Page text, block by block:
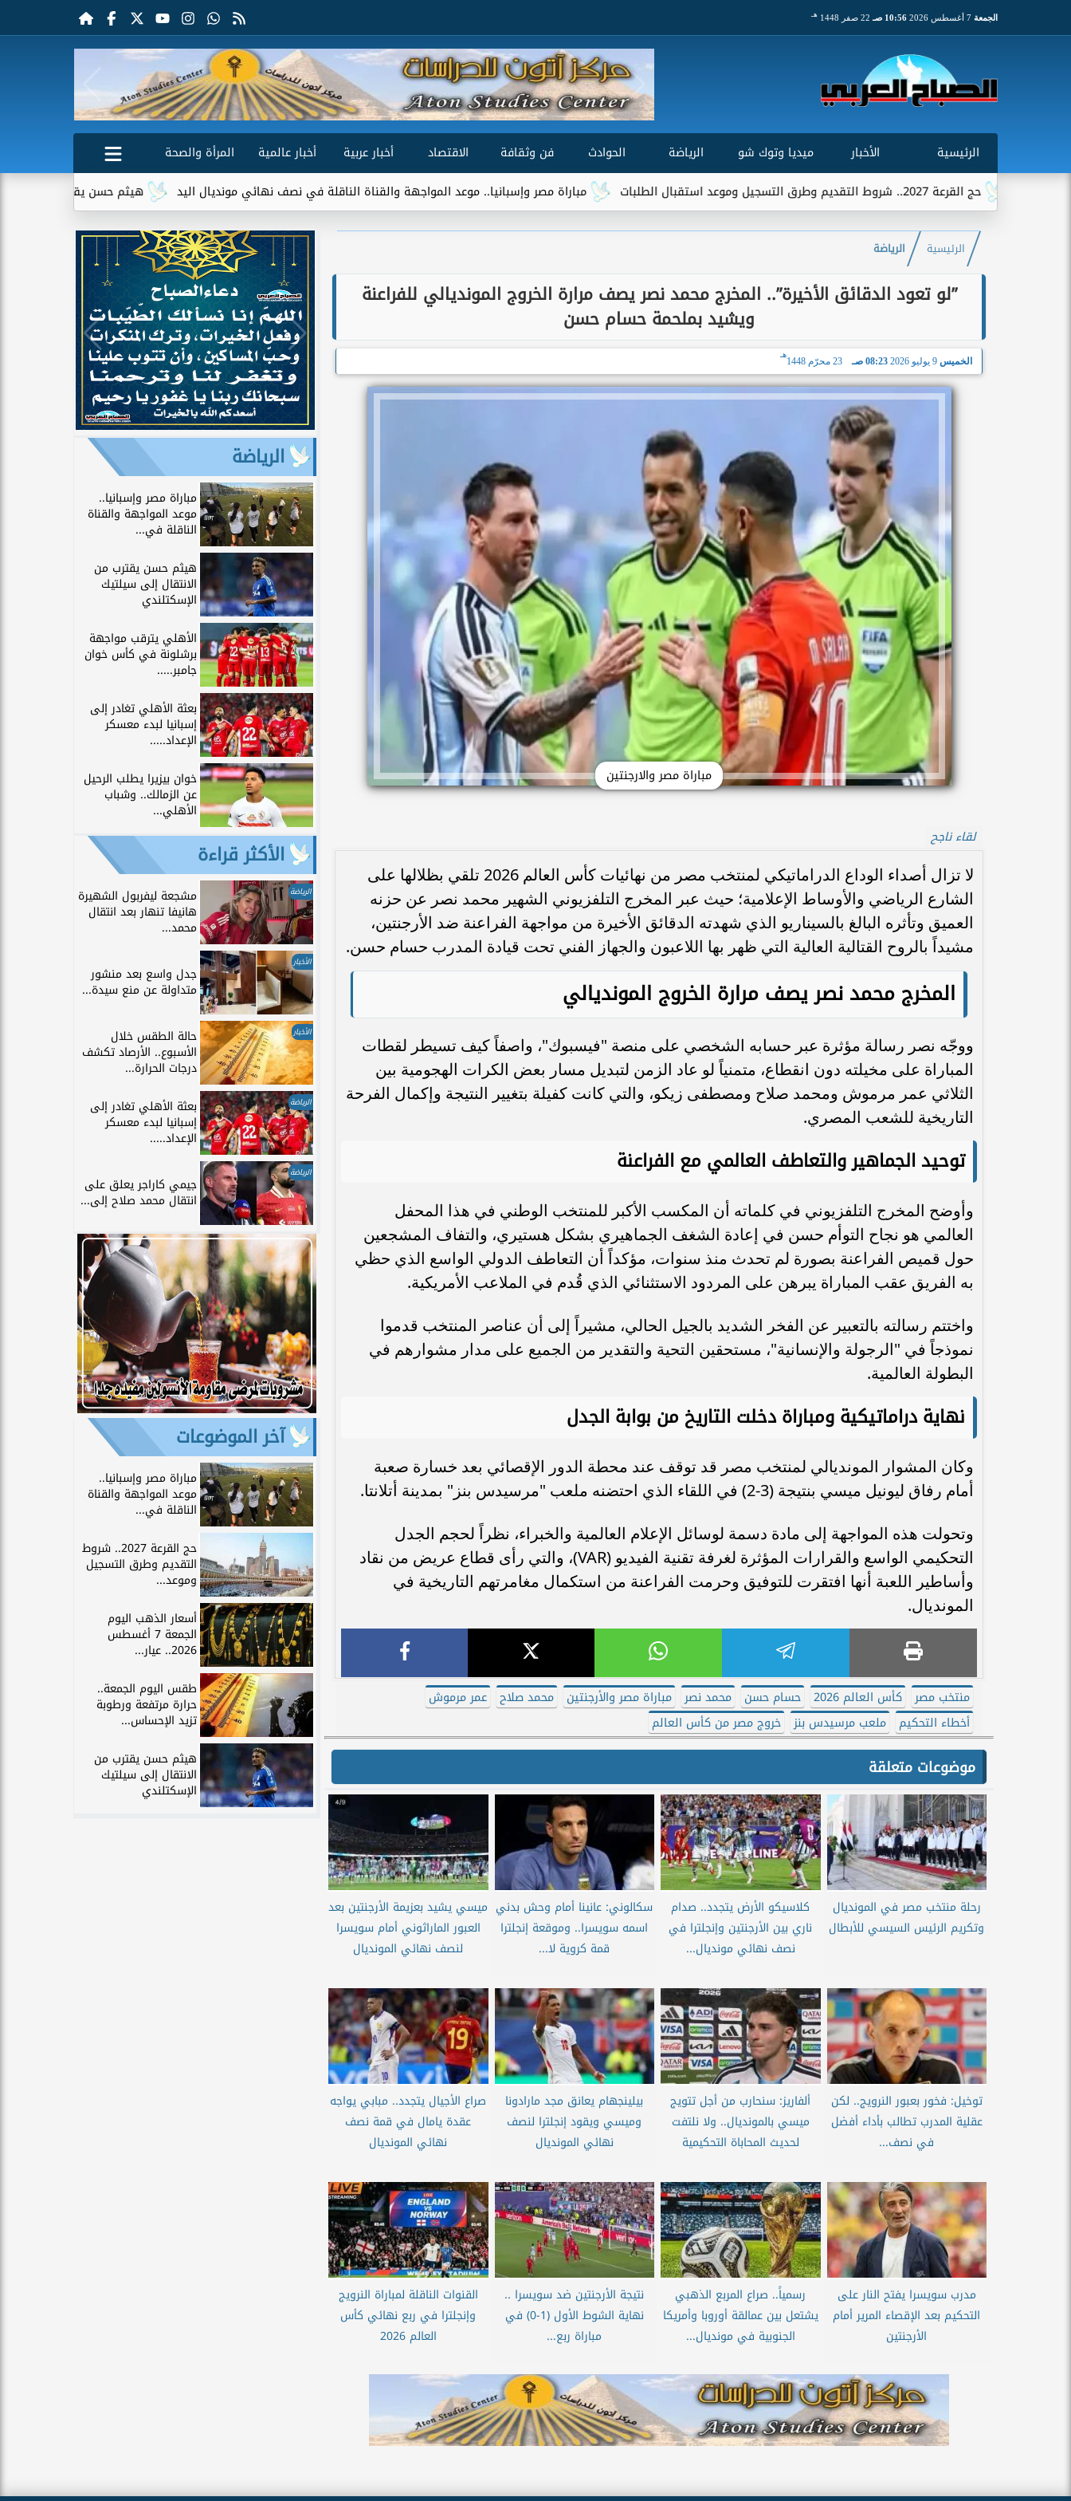
الجمعة 10:56 صـ 22 صفر 1448 هـ
الرئيسية الأخبار ميديا وتوك شو الرياضة الحوادث فن وثقافة الاقتصاد أخبار عربية أخبار عالمية
المرأة والصحة
هيثم حسن يقترب من الانتقال إلى
مباراة مصر وإسبانيا.. موعد المواجهة والقناة الناقلة في نصف نهائي مونديال اليد حج القرعة 2027.. شروط التقديم وطرق التسجيل وموعد استقبال الطلبات
الرئيسية الرياضة
”لو تعود الدقائق الأخيرة”.. المخرج محمد نصر يصف مرارة الخروج المونديالي للفراعنة
ويشيد بملحمة حسام حسن
الخميس 9 يوليو 2026 08:23 صـ 23 محرّم 1448
هـ
مباراة مصر والارجنتين
لقاء ناجح
لا تزال أصداء الوداع الدراماتيكي لمنتخب مصر من نهائيات كأس العالم 2026 تلقي بظلالها على
الشارع الرياضي والأوساط الإعلامية؛ حيث عبر المخرج التلفزيوني الشهير محمد نصر عن حزنه
العميق وتأثره البالغ بالسيناريو الذي شهدته الدقائق الأخيرة من مواجهة الفراعنة ضد الأرجنتين،
مشيداً بالروح القتالية العالية التي ظهر بها اللاعبون والجهاز الفني تحت قيادة المدرب حسام حسن.
المخرج محمد نصر يصف مرارة الخروج المونديالي
ووجّه نصر رسالة مؤثرة عبر حسابه الشخصي على منصة "فيسبوك"، واصفاً كيف تسيطر لقطات
المباراة على مخيلته دون انقطاع، متمنياً لو عاد الزمن لتبديل مسار بعض الكرات الهجومية بين
الثلاثي عمر مرموش ومحمد صلاح ومصطفى زيكو، والتي كانت كفيلة بتغيير النتيجة وإكمال الفرحة
التاريخية للشعب المصري.
توحيد الجماهير والتعاطف العالمي مع الفراعنة
وأوضح المخرج التلفزيوني في كلماته أن المكسب الأكبر للمنتخب الوطني في هذا المحفل
العالمي هو نجاح التوأم حسن في إعادة الشغف الجماهيري بشكل هستيري، والتفاف المشجعين
حول قميص الفراعنة بصورة لم تحدث منذ سنوات، مؤكداً أن التعاطف الدولي الواسع الذي حظي
به الفريق عقب المباراة يبرهن على المردود الاستثنائي الذي قُدم في الملاعب الأمريكية.
واختتم رسالته بالتعبير عن الفخر الشديد بالجيل الحالي، مشيراً إلى أن عناصر المنتخب قدموا
نموذجاً في "الرجولة والإنسانية"، مستحقين التحية والتقدير من الجميع على مدار مشوارهم في
البطولة العالمية.
نهاية دراماتيكية ومباراة دخلت التاريخ من بوابة الجدل
وكان المشوار المونديالي لمنتخب مصر قد توقف عند محطة الدور الإقصائي بعد خسارة صعبة
أمام رفاق ليونيل ميسي بنتيجة (3-2) في اللقاء الذي احتضنه ملعب "مرسيدس بنز" بمدينة أتلانتا.
وتحولت هذه المواجهة إلى مادة دسمة لوسائل الإعلام العالمية والخبراء، نظراً لحجم الجدل
التحكيمي الواسع والقرارات المؤثرة لغرفة تقنية الفيديو (VAR)، والتي رأى قطاع عريض من نقاد
وأساطير اللعبة أنها افتقرت للتوفيق وحرمت الفراعنة من استكمال مغامرتهم التاريخية في
المونديال.
منتخب مصر كأس العالم 2026 حسام حسن محمد نصر مباراة مصر والأرجنتين محمد صلاح
عمر مرموش
أخطاء التحكيم
ملعب مرسيدس بنز خروج مصر من كأس العالم
موضوعات متعلقة
رحلة منتخب مصر في المونديال
وتكريم الرئيس السيسي للأبطال
كلاسيكو الأرض يتجدد.. صدام
ناري بين الأرجنتين وإنجلترا في
نصف نهائي مونديال...
سكالوني: عانينا أمام وحش بدني
اسمه سويسرا.. وموقعة إنجلترا
قمة كروية لا...
ميسي يشيد بعزيمة الأرجنتين بعد
العبور الماراثوني أمام سويسرا
لنصف نهائي المونديال
توخيل: فخور بعبور النرويج.. لكن
عقلية المدرب تطالب بأداء أفضل
في نصف...
ألفاريز: سنحارب من أجل تتويج
ميسي بالمونديال.. ولا نلتفت
لحديث المحاباة التحكيمية
بيلينجهام يعانق مجد مارادونا
وميسي ويقود إنجلترا لنصف
نهائي المونديال
صراع الأجيال يتجدد.. مبابي يواجه
عقدة يامال في قمة نصف
نهائي المونديال
مدرب سويسرا يفتح النار على
التحكيم بعد الإقصاء المرير أمام
الأرجنتين
رسمياً.. صراع المربع الذهبي
يشتعل بين عمالقة أوروبا وأمريكا
الجنوبية في مونديال...
نتيجة الأرجنتين ضد سويسرا ..
نهاية الشوط الأول (1-0) في
مباراة ربع...
القنوات الناقلة لمباراة النرويج
وإنجلترا في ربع نهائي كأس
العالم 2026
الرياضة
مباراة مصر وإسبانيا..
موعد المواجهة والقناة
الناقلة في...
هيثم حسن يقترب من
الانتقال إلى سيلتيك
الإسكتلندي
الأهلي يترقب مواجهة
برشلونة في كأس خوان
جامبر.....
بعثة الأهلي تغادر إلى
إسبانيا لبدء معسكر
الإعداد.....
خوان بيزيرا يطلب الرحيل
عن الزمالك.. وشباب
الأهلي...
الأكثر قراءة
الرياضة مشجعة ليفربول الشهيرة
هانيفا تنهار بعد انتقال
محمد...
الأخبار
جدل واسع بعد منشور
متداولة عن منع سيدة...
الأخبار حالة الطقس خلال
الأسبوع.. الأرصاد تكشف
درجات الحرارة...
الرياضة بعثة الأهلي تغادر إلى
إسبانيا لبدء معسكر
الإعداد.....
الرياضة
جيمي كاراجر يعلق على
انتقال محمد صلاح إلى...
آخر الموضوعات
مباراة مصر وإسبانيا..
موعد المواجهة والقناة
الناقلة في...
حج القرعة 2027.. شروط
التقديم وطرق التسجيل
وموعد...
أسعار الذهب اليوم
الجمعة 7 أغسطس
2026.. عيار...
طقس اليوم الجمعة..
حرارة مرتفعة ورطوبة
تزيد الإحساس...
هيثم حسن يقترب من
الانتقال إلى سيلتيك
الإسكتلندي